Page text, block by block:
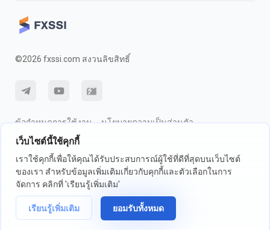
เว็บไซต์นี้ใช้คุกกี้
เราใช้คุกกี้เพื่อให้คุณได้รับประสบการณ์ผู้ใช้ที่ดีที่สุดบนเว็บไซต์
ของเรา สำหรับข้อมูลเพิ่มเติมเกี่ยวกับคุกกี้และตัวเลือกในการ
จัดการ คลิกที่ 'เรียนรู้เพิ่มเติม'
เรียนรู้เพิ่มเติม ยอมรับทั้งหมด
©2026 fxssi.com สงวนลิขสิทธิ์
ข้อกำหนดการใช้งาน
นโยบายความเป็นส่วนตัว
การเปิดเผยความเสี่ยง
เว็บไซต์ดำเนินการโดย FXSSI LTD หมายเลขทะเบียน: 13534801 (อังกฤษ) |
เราขอแนะนำให้คุณขอคำแนะนำทางการเงินที่เป็นอิสระและให้แน่ใจว่าคุณ
เข้าใจถึงความเสี่ยงที่เกี่ยวข้องก่อนการซื้อขาย